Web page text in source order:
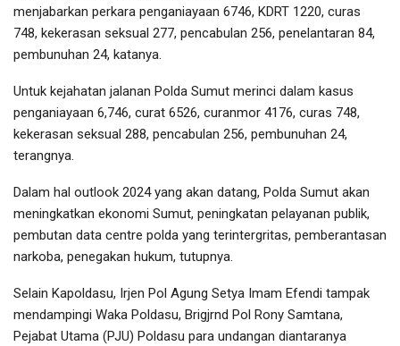
menjabarkan perkara penganiayaan 6746, KDRT 1220, curas
748, kekerasan seksual 277, pencabulan 256, penelantaran 84,
pembunuhan 24, katanya.
Untuk kejahatan jalanan Polda Sumut merinci dalam kasus
penganiayaan 6,746, curat 6526, curanmor 4176, curas 748,
kekerasan seksual 288, pencabulan 256, pembunuhan 24,
terangnya.
Dalam hal outlook 2024 yang akan datang, Polda Sumut akan
meningkatkan ekonomi Sumut, peningkatan pelayanan publik,
pembutan data centre polda yang terintergritas, pemberantasan
narkoba, penegakan hukum, tutupnya.
Selain Kapoldasu, Irjen Pol Agung Setya Imam Efendi tampak
mendampingi Waka Poldasu, Brigjrnd Pol Rony Samtana,
Pejabat Utama (PJU) Poldasu para undangan diantaranya